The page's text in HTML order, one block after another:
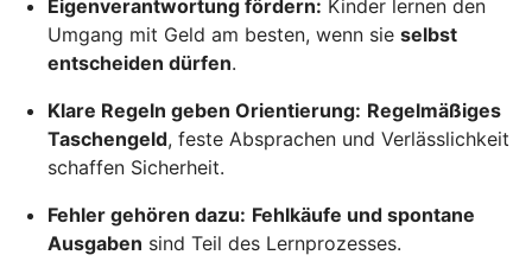
Eigenverantwortung fördern: Kinder lernen den
Umgang mit Geld am besten, wenn sie selbst
entscheiden dürfen.
Klare Regeln geben Orientierung: Regelmäßiges
Taschengeld, feste Absprachen und Verlässlichkeit
schaffen Sicherheit.
Fehler gehören dazu: Fehlkäufe und spontane
Ausgaben sind Teil des Lernprozesses.